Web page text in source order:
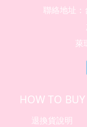
聯絡地址
萊
HOW TO BUY
退換貨說明